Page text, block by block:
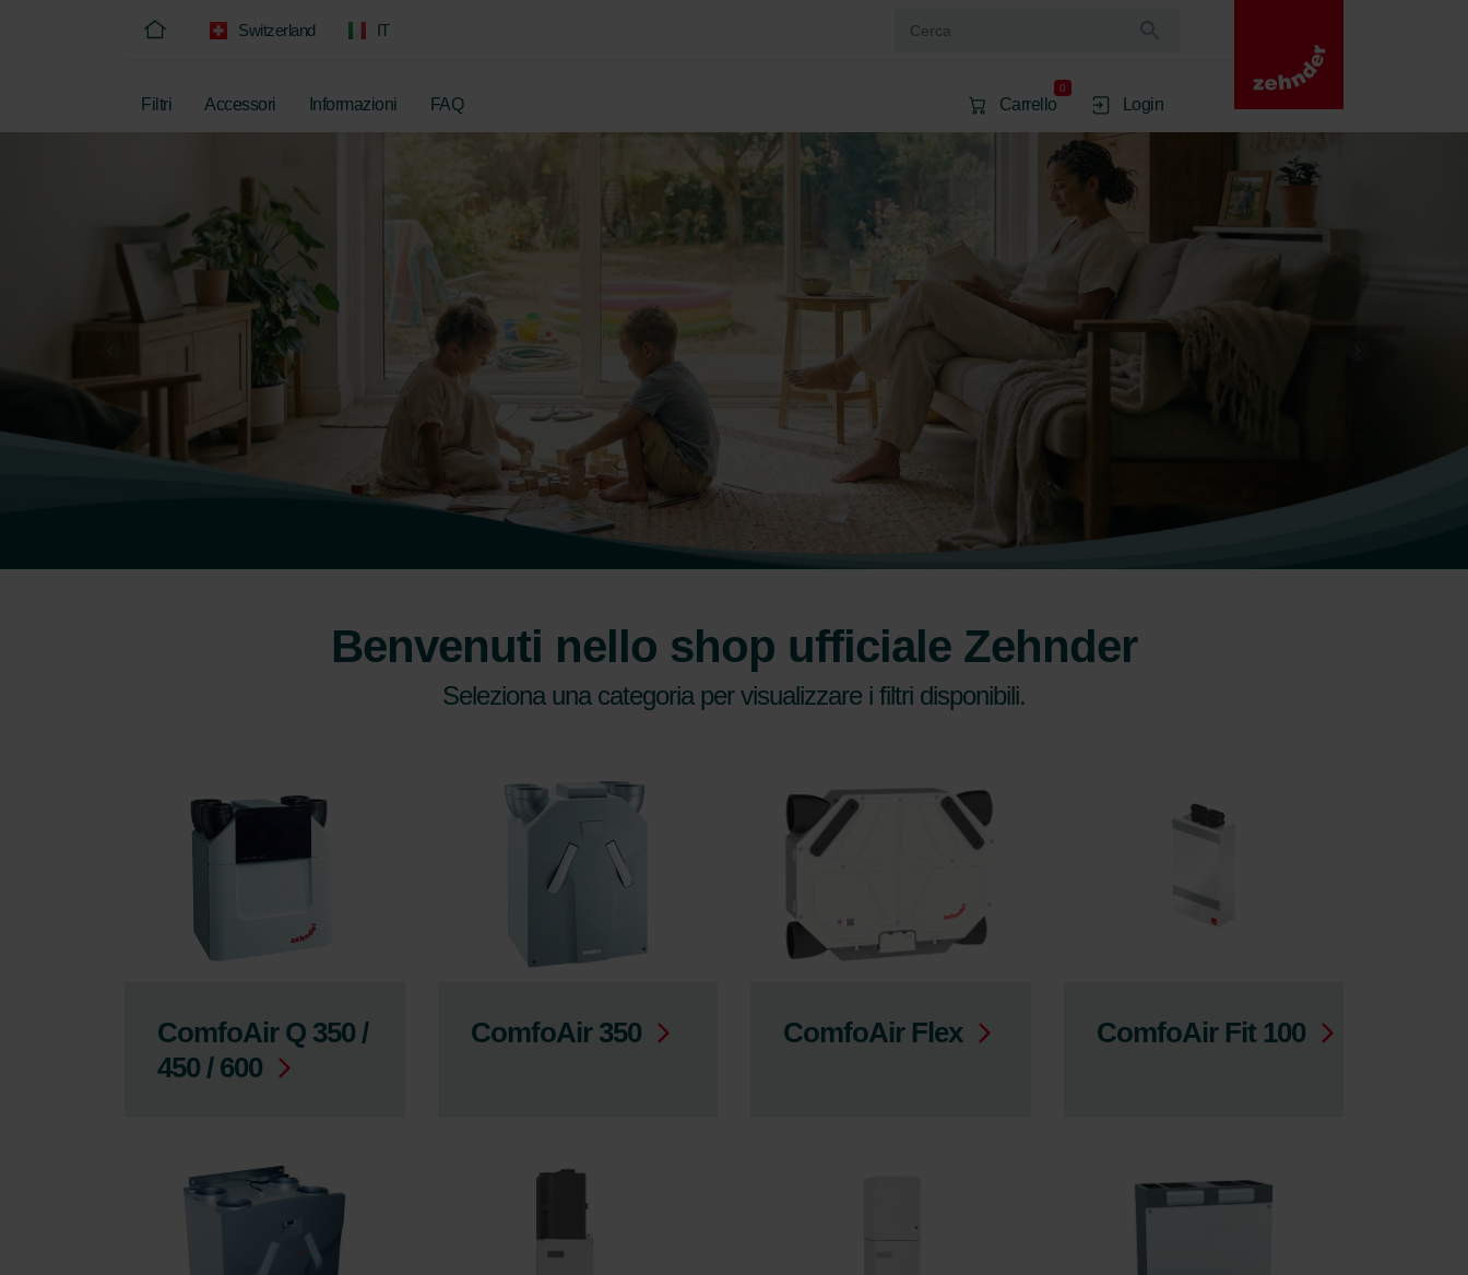
Switzerland IT
Filtri Accessori Informazioni FAQ Carrello
0
Login
Benvenuti nello shop ufficiale Zehnder
Seleziona una categoria per visualizzare i filtri disponibili.
ComfoAir Q 350 /
450 / 600
ComfoAir 350 ComfoAir Flex ComfoAir Fit 100